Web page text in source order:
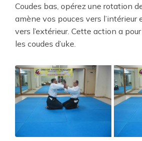
Coudes bas, opérez une rotation
amène vos pouces vers
vers l’extérieur. Cette action a
les coudes d’uke.